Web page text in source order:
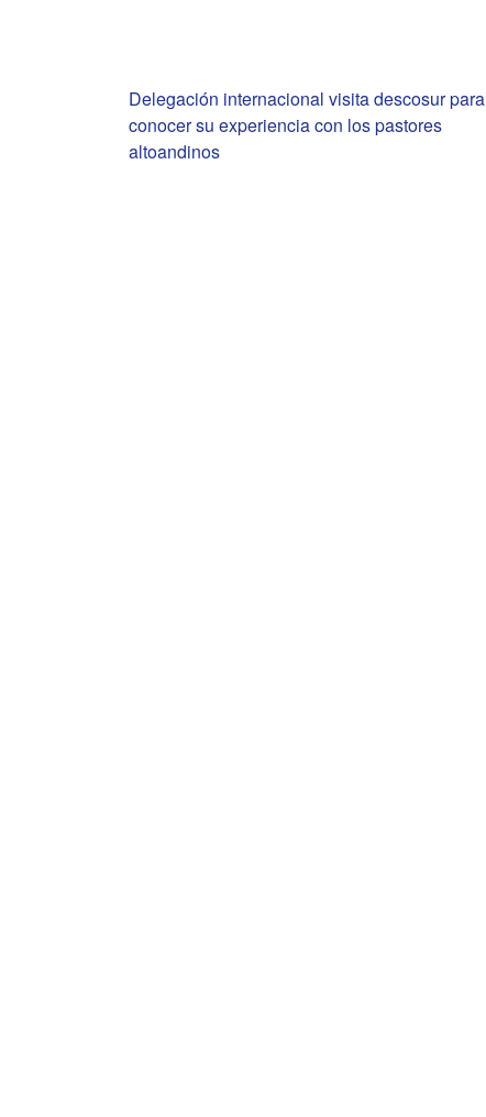
Navegación
de
Delegación internacional visita descosur para
conocer su experiencia con los pastores
altoandinos